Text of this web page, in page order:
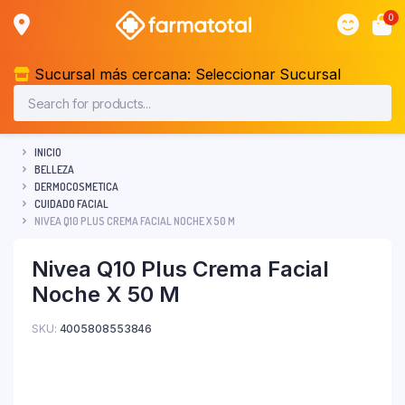
0
Sucursal más cercana: Seleccionar Sucursal
INICIO
BELLEZA
DERMOCOSMETICA
CUIDADO FACIAL
NIVEA Q10 PLUS CREMA FACIAL NOCHE X 50 M
Nivea Q10 Plus Crema Facial
Noche X 50 M
SKU: 4005808553846